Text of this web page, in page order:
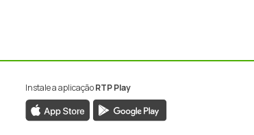
Instale a aplicaçãoRTP Play